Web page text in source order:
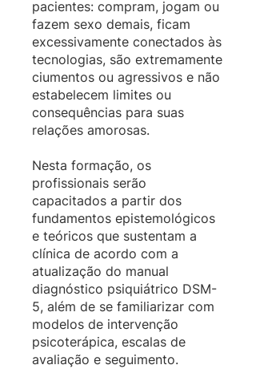
pacientes: compram, jogam ou
fazem sexo demais, ficam
excessivamente conectados às
tecnologias, são extremamente
ciumentos ou agressivos e não
estabelecem limites ou
consequências para suas
relações amorosas.
Nesta formação, os
profissionais serão
capacitados a partir dos
fundamentos epistemológicos
e teóricos que sustentam a
clínica de acordo com a
atualização do manual
diagnóstico psiquiátrico DSM-
5, além de se familiarizar com
modelos de intervenção
psicoterápica, escalas de
avaliação e seguimento.